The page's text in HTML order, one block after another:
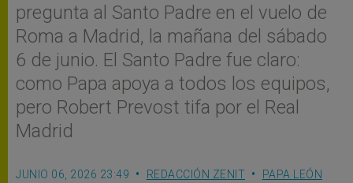
pregunta al Santo Padre en el vuelo de
Roma a Madrid, la mañana del sábado
6 de junio. El Santo Padre fue claro:
como Papa apoya a todos los equipos,
pero Robert Prevost tifa por el Real
Madrid
JUNIO 06, 2026 23:49 REDACCIÓN ZENIT
PAPA LEÓN